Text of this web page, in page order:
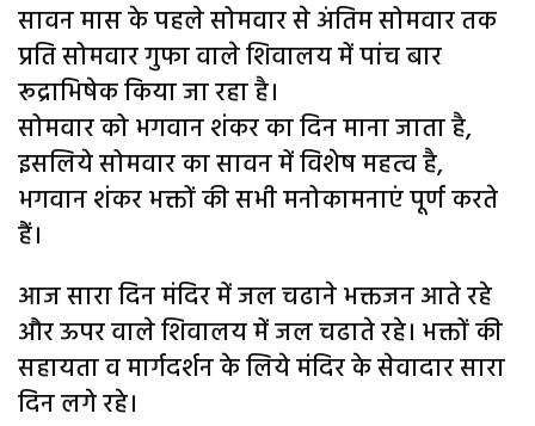
सावन मास के पहले सोमवार से अंतिम सोमवार तक
प्रति सोमवार गुफा वाले शिवालय में पांच बार
रूद्राभिषेक किया जा रहा है।
सोमवार को भगवान शंकर का दिन माना जाता है,
इसलिये सोमवार का सावन में विशेष महत्व है,
भगवान शंकर भक्तों की सभी मनोकामनाएं पूर्ण करते
हैं।
आज सारा दिन मंदिर में जल चढाने भक्तजन आते रहे
और ऊपर वाले शिवालय में जल चढाते रहे। भक्तों की
सहायता व मार्गदर्शन के लिये मंदिर के सेवादार सारा
दिन लगे रहे।